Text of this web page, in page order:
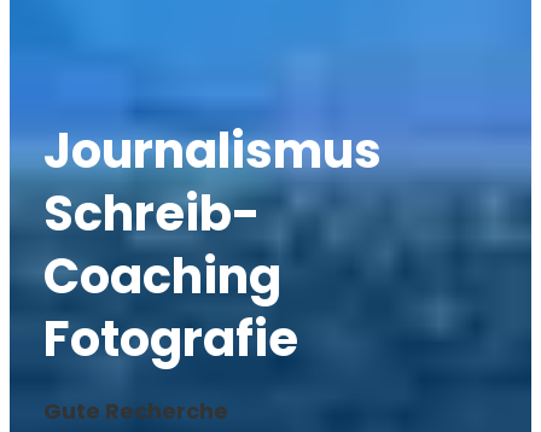
Journalismus
Schreib-
Coaching
Fotografie
Gute Recherche